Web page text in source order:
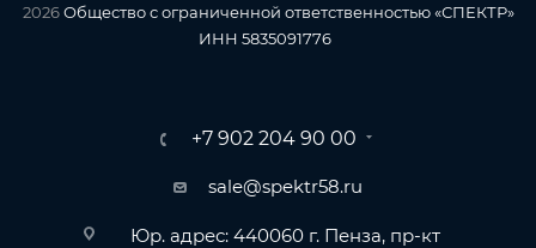
2026Общество с ограниченной ответственностью «СПЕКТР»
ИНН 5835091776
+7 902 204 90 00
sale@spektr58.ru
Юр. адрес: 440060 г. Пенза, пр-кт